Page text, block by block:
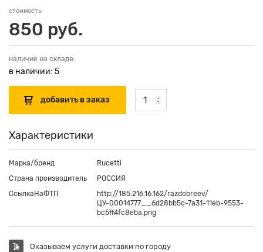
стоимость:
850 руб.
наличие на складе:
в наличии: 5
Характеристики
Марка/бренд
Rucetti
Страна производитель
РОССИЯ
СсылкаНаФТП
http://185.216.16.162/razdobreev/
ЦУ-00014777__6d28bb5c-7a31-11eb-9553-
bc5ff4fc8eba.png
Оказываем услуги доставки по городу